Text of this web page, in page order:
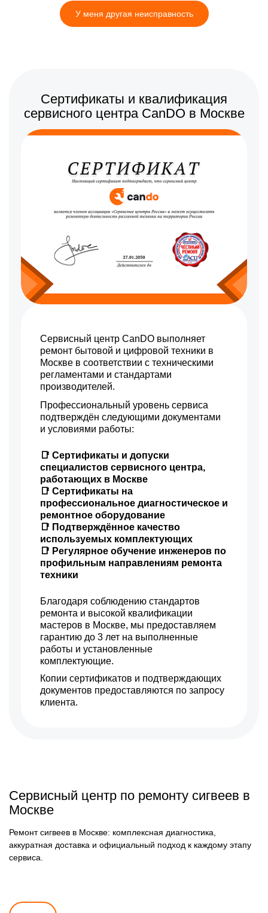
2000 р
У меня другая неисправность
Сертификаты и квалификация
сервисного центра CanDO в Москве
Сервисный центр CanDO выполняет
ремонт бытовой и цифровой техники в
Москве в соответствии с техническими
регламентами и стандартами
производителей.
Профессиональный уровень сервиса
подтверждён следующими документами
и условиями работы:
📑 Сертификаты и допуски
специалистов сервисного центра,
работающих в Москве
📑 Сертификаты на
профессиональное диагностическое и
ремонтное оборудование
📑 Подтверждённое качество
используемых комплектующих
📑 Регулярное обучение инженеров по
профильным направлениям ремонта
техники
Благодаря соблюдению стандартов
ремонта и высокой квалификации
мастеров в Москве, мы предоставляем
гарантию до 3 лет на выполненные
работы и установленные
комплектующие.
Копии сертификатов и подтверждающих
документов предоставляются по запросу
клиента.
Сервисный центр по ремонту сигвеев в
Москве
Ремонт сигвеев в Москве: комплексная диагностика,
аккуратная доставка и официальный подход к каждому этапу
сервиса.